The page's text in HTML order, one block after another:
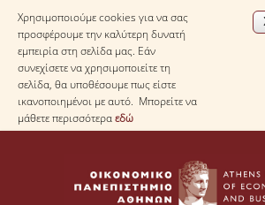
Χρησιμοποιούμε cookies για να σας
προσφέρουμε την καλύτερη δυνατή
εμπειρία στη σελίδα μας. Εάν
συνεχίσετε να χρησιμοποιείτε τη
σελίδα, θα υποθέσουμε πως είστε
ικανοποιημένοι με αυτό. Μπορείτε να
μάθετε περισσότεραεδώ